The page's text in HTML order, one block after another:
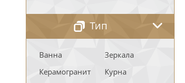
Тип
Ванна
Зеркала
Керамогранит
Курна